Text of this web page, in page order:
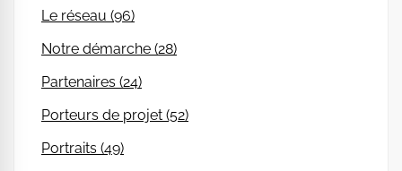
Le réseau (96)
Notre démarche (28)
Partenaires (24)
Porteurs de projet (52)
Portraits (49)